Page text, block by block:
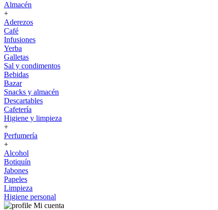
Almacén
+
Aderezos
Café
Infusiones
Yerba
Galletas
Sal y condimentos
Bebidas
Bazar
Snacks y almacén
Descartables
Cafetería
Higiene y limpieza
+
Perfumería
+
Alcohol
Botiquín
Jabones
Papeles
Limpieza
Higiene personal
Mi cuenta